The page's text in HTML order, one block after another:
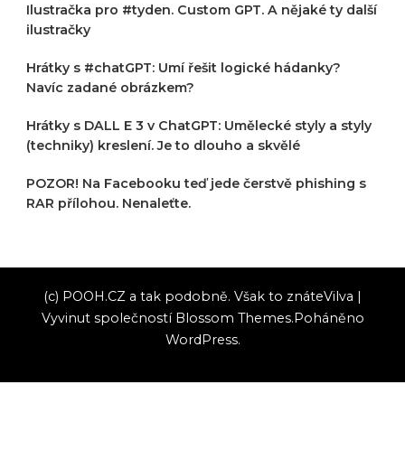
Ilustračka pro #tyden. Custom GPT. A nějaké ty další
ilustračky
Hrátky s #chatGPT: Umí řešit logické hádanky?
Navíc zadané obrázkem?
Hrátky s DALL E 3 v ChatGPT: Umělecké styly a styly
(techniky) kreslení. Je to dlouho a skvělé
POZOR! Na Facebooku teď jede čerstvě phishing s
RAR přílohou. Nenaleťte.
(c) POOH.CZ a tak podobně. Však to znáteVilva |
Vyvinut společností Blossom Themes.Poháněno
WordPress.